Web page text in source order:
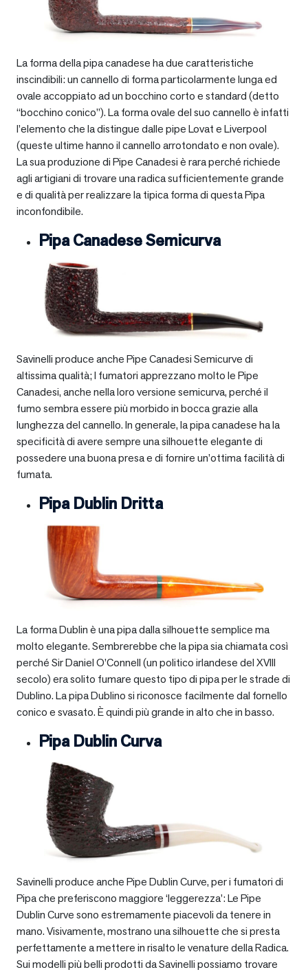
La forma della pipa canadese ha due caratteristiche
inscindibili: un cannello di forma particolarmente lunga ed
ovale accoppiato ad un bocchino corto e standard (detto
“bocchino conico”). La forma ovale del suo cannello è infatti
l’elemento che la distingue dalle pipe Lovat e Liverpool
(queste ultime hanno il cannello arrotondato e non ovale).
La sua produzione di Pipe Canadesi è rara perché richiede
agli artigiani di trovare una radica sufficientemente grande
e di qualità per realizzare la tipica forma di questa Pipa
inconfondibile.
Pipa Canadese Semicurva
Savinelli produce anche Pipe Canadesi Semicurve di
altissima qualità; I fumatori apprezzano molto le Pipe
Canadesi, anche nella loro versione semicurva, perché il
fumo sembra essere più morbido in bocca grazie alla
lunghezza del cannello. In generale, la pipa canadese ha la
specificità di avere sempre una silhouette elegante di
possedere una buona presa e di fornire un’ottima facilità di
fumata.
Pipa Dublin Dritta
La forma Dublin è una pipa dalla silhouette semplice ma
molto elegante. Sembrerebbe che la pipa sia chiamata così
perché Sir Daniel O’Connell (un politico irlandese del XVIII
secolo) era solito fumare questo tipo di pipa per le strade di
Dublino. La pipa Dublino si riconosce facilmente dal fornello
conico e svasato. È quindi più grande in alto che in basso.
Pipa Dublin Curva
Savinelli produce anche Pipe Dublin Curve, per i fumatori di
Pipa che preferiscono maggiore ‘leggerezza’: Le Pipe
Dublin Curve sono estremamente piacevoli da tenere in
mano. Visivamente, mostrano una silhouette che si presta
perfettamente a mettere in risalto le venature della Radica.
Sui modelli più belli prodotti da Savinelli possiamo trovare